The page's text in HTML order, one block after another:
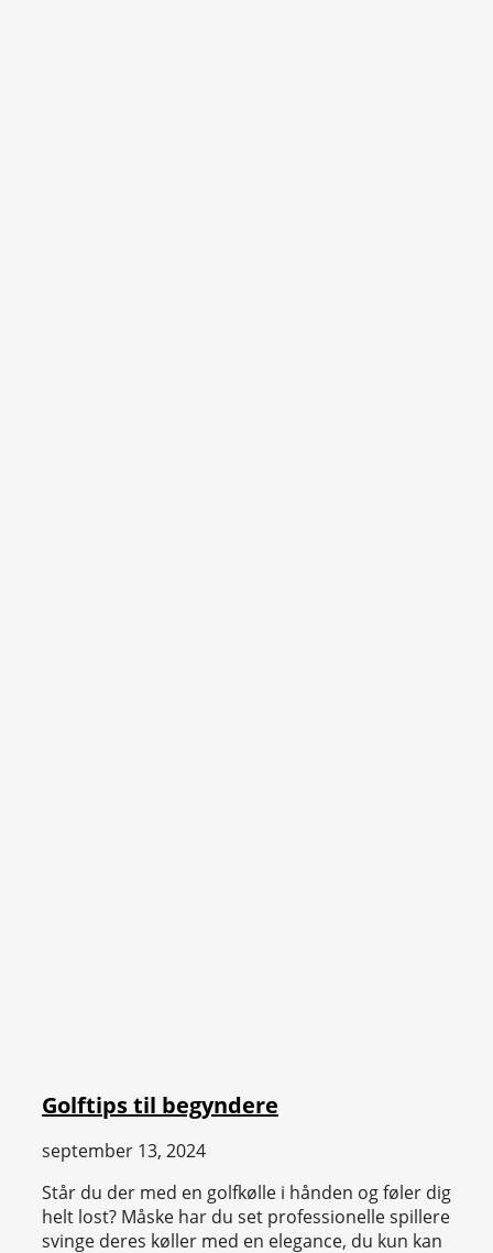
Golftips til begyndere
september 13, 2024
Står du der med en golfkølle i hånden og føler dig
helt lost? Måske har du set professionelle spillere
svinge deres køller med en elegance, du kun kan